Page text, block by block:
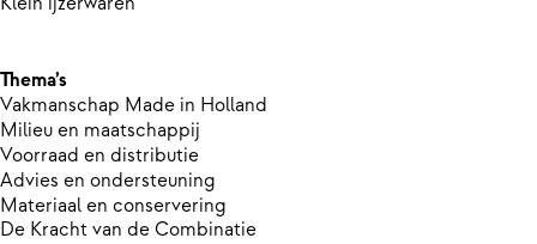
Thema’s
Vakmanschap Made in Holland
Milieu en maatschappij
Voorraad en distributie
Advies en ondersteuning
Materiaal en conservering
De Kracht van de Combinatie